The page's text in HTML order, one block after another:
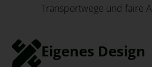
Transportwege und faire
Eigenes Design